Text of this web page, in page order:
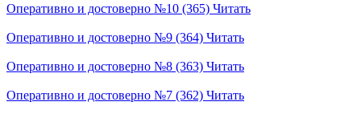
Оперативно и достоверно №10 (365) Читать
Оперативно и достоверно №9 (364) Читать
Оперативно и достоверно №8 (363) Читать
Оперативно и достоверно №7 (362) Читать